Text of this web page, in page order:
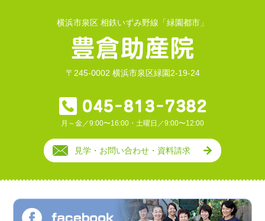
横浜市泉区 相鉄いずみ野線「緑園都市」
〒245-0002 横浜市泉区緑園2-19-24
月～金／9:00〜16:00・土曜日／9:00〜12:00
見学・お問い合わせ・資料請求